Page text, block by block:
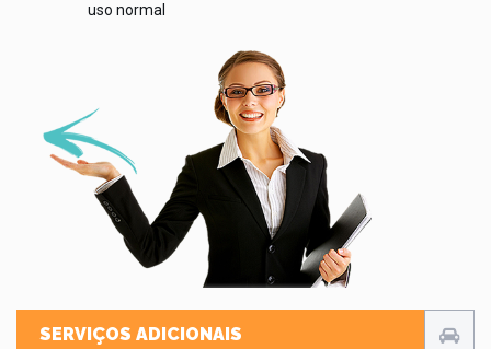
uso normal
SERVIÇOS ADICIONAIS